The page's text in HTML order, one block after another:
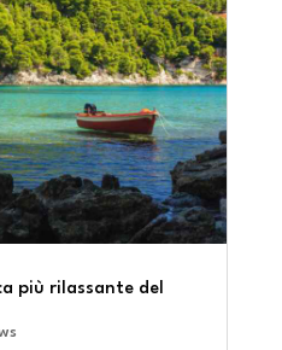
più rilassante del